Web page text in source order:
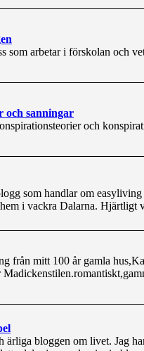
som arbetar i förskolan och
och sanningar
och
som handlar om
i vackra Dalarna. Hjärtligt
från mitt 100 år gamla
ärliga bloggen om livet. Jag